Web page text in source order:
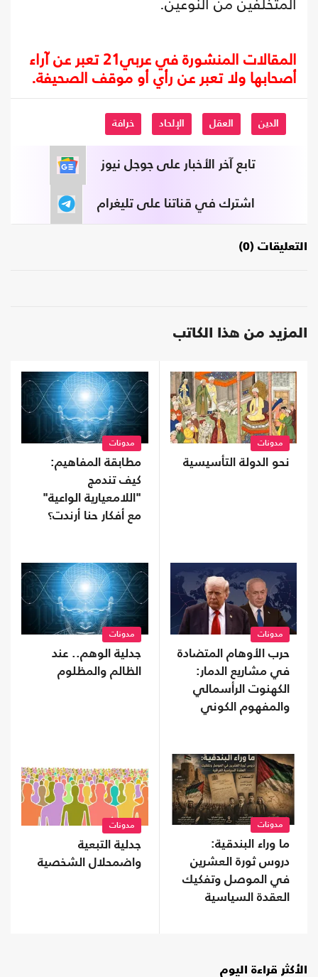
المقالات المنشورة في عربي21 تعبر عن آراء
أصحابها ولا تعبر عن رأي أو موقف الصحيفة.
الدين العقل الإلحاد خرافة
تابع آخر الأخبار على جوجل نيوز
اشترك في قناتنا على تليغرام
التعليقات (0)
المزيد من هذا الكاتب
مدونات
نحو الدولة التأسيسية
مدونات
مطابقة المفاهيم:
كيف تندمج
"اللامعيارية الواعية"
مع أفكار حنا أرندت؟
مدونات
حرب الأوهام المتضادة
في مشاريع الدمار:
الكهنوت الرأسمالي
والمفهوم الكوني
مدونات
جدلية الوهم.. عند
الظالم والمظلوم
مدونات
ما وراء البندقية:
دروس ثورة العشرين
في الموصل وتفكيك
العقدة السياسية
مدونات
جدلية التبعية
واضمحلال الشخصية
الأكثر قراءة اليوم